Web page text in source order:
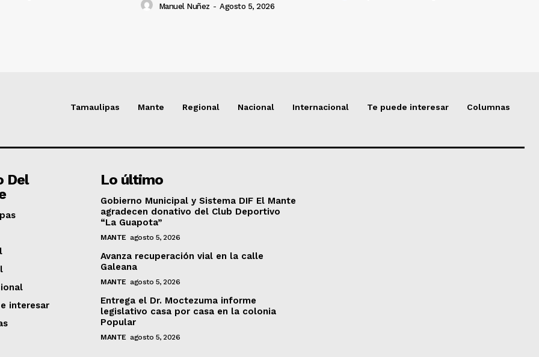
Manuel Nuñez - Agosto 5, 2026
Tamaulipas Mante Regional Nacional Internacional Te puede interesar Columnas
Del
interesar
Lo último
Gobierno Municipal y Sistema DIF El Mante
agradecen donativo del Club Deportivo
“La Guapota”
MANTE agosto 5, 2026
Avanza recuperación vial en la calle
Galeana
MANTE agosto 5, 2026
Entrega el Dr. Moctezuma informe
legislativo casa por casa en la colonia
Popular
MANTE agosto 5, 2026